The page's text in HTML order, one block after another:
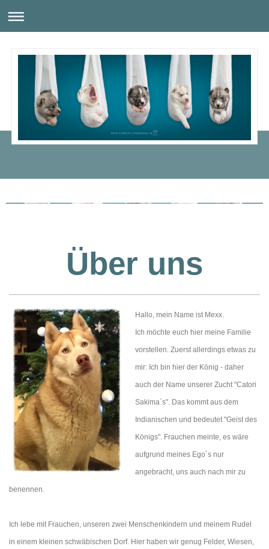
Über uns
Hallo, mein Name ist Mexx.
Ich möchte euch hier meine Familie
vorstellen. Zuerst allerdings etwas zu
mir: Ich bin hier der König - daher
auch der Name unserer Zucht "Catori
Sakima´s". Das kommt aus dem
Indianischen und bedeutet "Geist des
Königs". Frauchen meinte, es wäre
aufgrund meines Ego´s nur
angebracht, uns auch nach mir zu
benennen.
Ich lebe mit Frauchen, unseren zwei Menschenkindern und meinem Rudel
in einem kleinen schwäbischen Dorf. Hier haben wir genug Felder, Wiesen,